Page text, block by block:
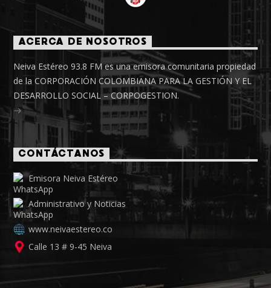
ACERCA DE NOSOTROS
Neiva Estéreo 93.8 FM es una emisora comunitaria propiedad
de la CORPORACIÓN COLOMBIANA PARA LA GESTIÓN Y EL
DESARROLLO SOCIAL – CORPOGESTION.
CONTÁCTANOS
Emisora Neiva Estéreo
Administrativo y Noticias
www.neivaestereo.co
Calle 13 # 9-45 Neiva